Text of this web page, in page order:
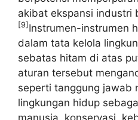
akibat ekspansi industri
[9] Instrumen-instrumen
dalam tata kelola
sebatas hitam di atas
aturan tersebut
seperti tanggung jawab
lingkungan hidup